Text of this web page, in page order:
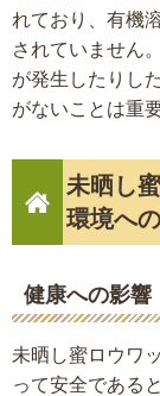
れており、有機
されていません
が発生したりし
がないことは重
未晒し
環境へ
健康への影響
未晒し蜜ロウワ
って安全である